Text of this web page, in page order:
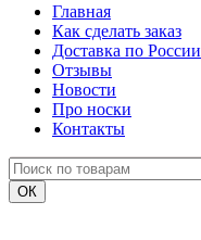
Главная
Как сделать заказ
Доставка по России
Отзывы
Новости
Про носки
Контакты